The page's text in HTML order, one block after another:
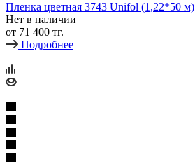
Пленка цветная 3743 Unifol (1,22*50 м)
Нет в наличии
от 71 400 тг.
Подробнее